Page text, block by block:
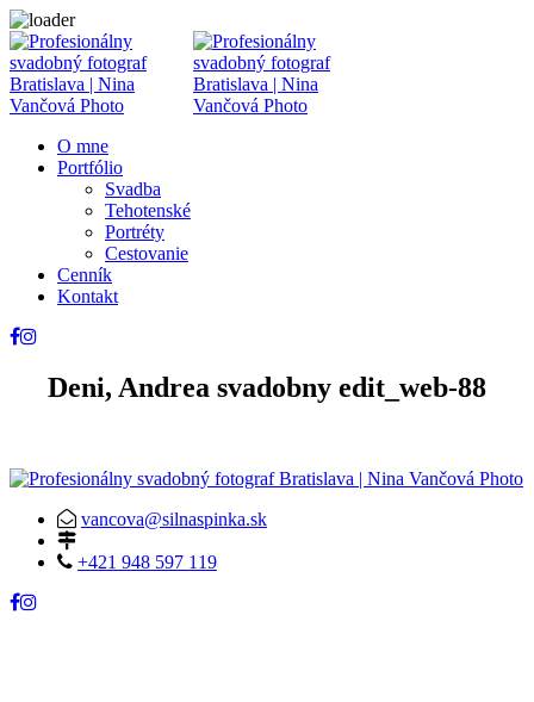
O mne
Portfólio
Svadba
Tehotenské
Portréty
Cestovanie
Cenník
Kontakt
Deni, Andrea svadobny edit_web-88
vancova@silnaspinka.sk
+421 948 597 119